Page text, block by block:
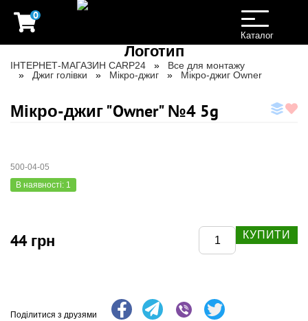
0
Toggle
navigation
Каталог
ІНТЕРНЕТ-МАГАЗИН CARP24
Все для монтажу
Джиг голівки
Мікро-джиг Мікро-джиг Owner
Мікро-джиг "Owner" №4 5g
500-04-05
В наявності: 1
44 грн КУПИТИ
Поділитися з друзями